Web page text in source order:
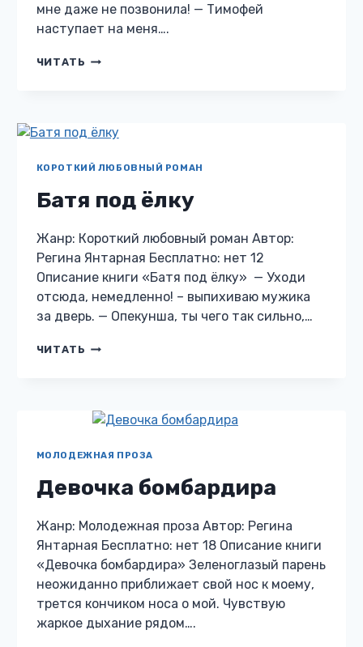
мне даже не позвонила! — Тимофей
наступает на меня….
ЧИТАТЬ БЛИЗНЯШКИ
КОРОТКИЙ ЛЮБОВНЫЙ РОМАН
Батя под ёлку
Жанр: Короткий любовный роман Автор:
Регина Янтарная Бесплатно: нет 12
Описание книги «Батя под ёлку» — Уходи
отсюда, немедленно! – выпихиваю мужика
за дверь. — Опекунша, ты чего так сильно,…
ЧИТАТЬ БАТЯ
МОЛОДЕЖНАЯ ПРОЗА
Девочка бомбардира
Жанр: Молодежная проза Автор: Регина
Янтарная Бесплатно: нет 18 Описание книги
«Девочка бомбардира» Зеленоглазый парень
неожиданно приближает свой нос к моему,
трется кончиком носа о мой. Чувствую
жаркое дыхание рядом….